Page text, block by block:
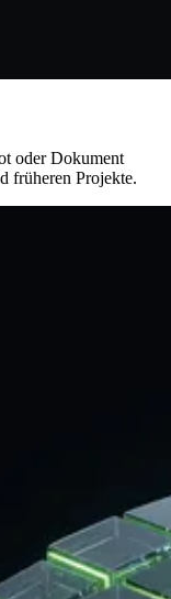
oder Dokument
früheren Projekte.